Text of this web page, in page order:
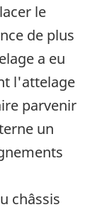
le
de plus
a eu
l'attelage
parvenir
un
châssis